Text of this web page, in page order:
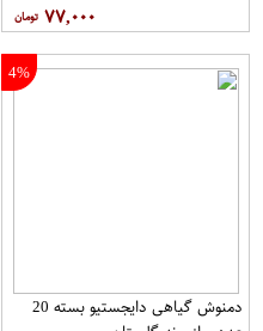
۷۷,۰۰۰
4%
دمنوش گیاهی دایجستیو بسته 20